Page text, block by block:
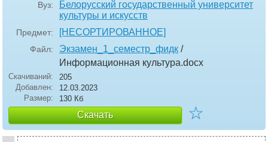
Вуз:
Белорусский государственный университет
культуры и искусств
Предмет: [НЕСОРТИРОВАННОЕ]
Файл: Экзамен_1_семестр_фидк /
Информационная культура.docx
Скачиваний:
205
Добавлен:
12.03.2023
Размер:
130 Кб
Скачать ☆